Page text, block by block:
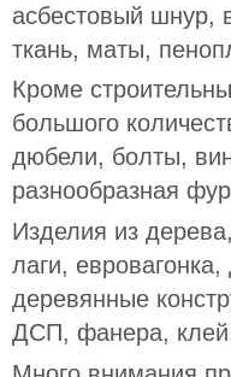
асбестовый шнур,
ткань, маты,
Кроме
большого
дюбели, болты,
разнообразная
Изделия из
лаги,
деревянные
ДСП, фанера,